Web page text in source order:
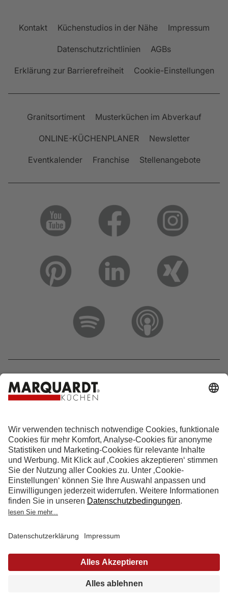
Kontakt Küchenstudios in der Nähe Impressum
Datenschutzrichtlinien AGBs
Erklärung zur Barrierefreiheit Cookie-Einstellungen
Granitsortiment Musterküchen im Abverkauf
ONLINE-KÜCHENPLANER Newsletter
Eventkalender Franchise Stellenangebote
Hotline 0800 133 133 0
info@marquardt-kuechen.de
4.9Sterne aus4153Bewertungen